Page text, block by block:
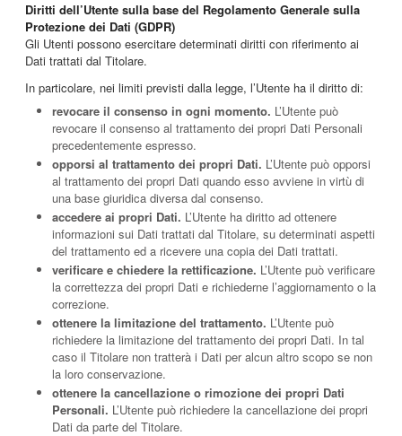
Diritti dell’Utente sulla base del Regolamento Generale sulla
Protezione dei Dati (GDPR)
Gli Utenti possono esercitare determinati diritti con riferimento ai
Dati trattati dal Titolare.
In particolare, nei limiti previsti dalla legge, l’Utente ha il diritto di:
revocare il consenso in ogni momento. L’Utente può
revocare il consenso al trattamento dei propri Dati Personali
precedentemente espresso.
opporsi al trattamento dei propri Dati. L’Utente può opporsi
al trattamento dei propri Dati quando esso avviene in virtù di
una base giuridica diversa dal consenso.
accedere ai propri Dati. L’Utente ha diritto ad ottenere
informazioni sui Dati trattati dal Titolare, su determinati aspetti
del trattamento ed a ricevere una copia dei Dati trattati.
verificare e chiedere la rettificazione. L’Utente può verificare
la correttezza dei propri Dati e richiederne l’aggiornamento o la
correzione.
ottenere la limitazione del trattamento. L’Utente può
richiedere la limitazione del trattamento dei propri Dati. In tal
caso il Titolare non tratterà i Dati per alcun altro scopo se non
la loro conservazione.
ottenere la cancellazione o rimozione dei propri Dati
Personali. L’Utente può richiedere la cancellazione dei propri
Dati da parte del Titolare.